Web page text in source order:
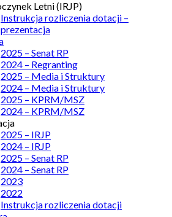
Letni (IRJP)
Instrukcja rozliczenia dotacji –
prezentacja
2025 – Senat RP
2024 – Regranting
2025 – Media i Struktury
2024 – Media i Struktury
2025 – KPRM/MSZ
2024 – KPRM/MSZ
2025 – IRJP
2024 – IRJP
2025 – Senat RP
2024 – Senat RP
2023
2022
Instrukcja rozliczenia dotacji